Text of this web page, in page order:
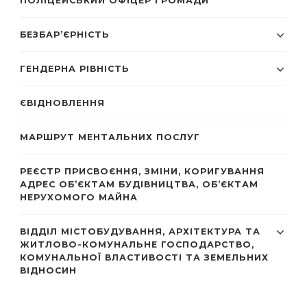
БЕЗБАР’ЄРНІСТЬ
ГЕНДЕРНА РІВНІСТЬ
ЄВІДНОВЛЕННЯ
МАРШРУТ МЕНТАЛЬНИХ ПОСЛУГ
РЕЄСТР ПРИСВОЄННЯ, ЗМІНИ, КОРИГУВАННЯ
АДРЕС ОБ’ЄКТАМ БУДІВНИЦТВА, ОБ’ЄКТАМ
НЕРУХОМОГО МАЙНА
ВІДДІЛ МІСТОБУДУВАННЯ, АРХІТЕКТУРА ТА
ЖИТЛОВО-КОМУНАЛЬНЕ ГОСПОДАРСТВО,
КОМУНАЛЬНОЇ ВЛАСТИВОСТІ ТА ЗЕМЕЛЬНИХ
ВІДНОСИН